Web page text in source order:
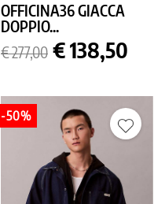
OFFICINA36 GIACCA
DOPPIO...
Prezzo
base
€ 277,00 Prezzo
€ 138,50
-50%